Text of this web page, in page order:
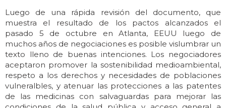
Luego de una rápida revisión del documento, que
muestra el resultado de los pactos alcanzados el
pasado 5 de octubre en Atlanta, EEUU luego de
muchos años de negociaciones es posible vislumbrar un
texto lleno de buenas intenciones. Los negociadores
aceptaron promover la sostenibilidad medioambiental,
respeto a los derechos y necesidades de poblaciones
vulneralbles, y atenuar las protecciones a las patentes
de las medicinas con salvaguardas para mejorar las